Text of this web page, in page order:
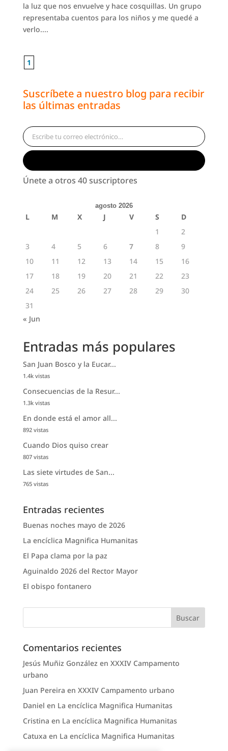
la luz que nos envuelve y hace cosquillas. Un grupo
representaba cuentos para los niños y me quedé a
verlo....
1
Suscríbete a nuestro blog para recibir
las últimas entradas
Escribe tu correo electrónico…
Únete a otros 40 suscriptores
agosto 2026
L M X J V S
D
1
2
3
4 5 6 7 8
9
10
11 12 13 14 15
16
17
18 19 20 21 22
23
24
25 26 27 28 29
30
31
« Jun
Entradas más populares
San Juan Bosco y la Eucar...
1.4k vistas
Consecuencias de la Resur...
1.3k vistas
En donde está el amor all...
892 vistas
Cuando Dios quiso crear
807 vistas
Las siete virtudes de San...
765 vistas
Entradas recientes
Buenas noches mayo de 2026
La encíclica Magnifica Humanitas
El Papa clama por la paz
Aguinaldo 2026 del Rector Mayor
El obispo fontanero
Comentarios recientes
Jesús Muñiz González en XXXIV Campamento
urbano
Juan Pereira en XXXIV Campamento urbano
Daniel en La encíclica Magnifica Humanitas
Cristina en La encíclica Magnifica Humanitas
Catuxa en La encíclica Magnifica Humanitas